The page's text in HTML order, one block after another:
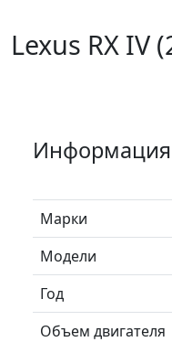
Lexus RX IV
Информация
Марки
Модели
Год
Объем двигателя